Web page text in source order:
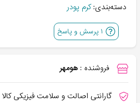
دسته‌بندی: کرم پودر
۱ پرسش و پاسخ
فروشنده : هومهر
گارانتی اصالت و سلامت فیزیکی کالا